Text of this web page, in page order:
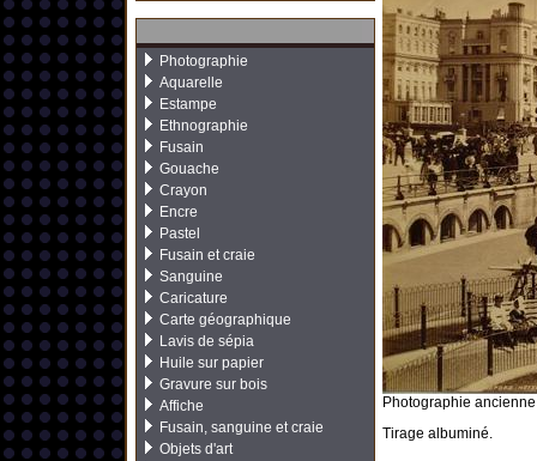
Photographie
Aquarelle
Estampe
Ethnographie
Fusain
Gouache
Crayon
Encre
Pastel
Fusain et craie
Sanguine
Caricature
Carte géographique
Lavis de sépia
Huile sur papier
Gravure sur bois
Affiche
Fusain, sanguine et craie
Objets d'art
Photographie
Tirage albuminé.